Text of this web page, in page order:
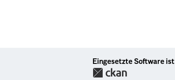
Eingesetzte Software ist